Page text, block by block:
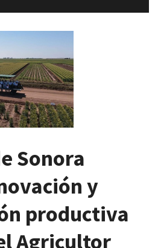
Sonora
y
productiva
Agricultor